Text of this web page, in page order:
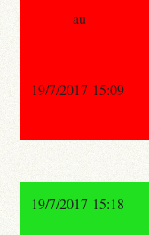
au
19/7/2017 15:09
19/7/2017 15:18